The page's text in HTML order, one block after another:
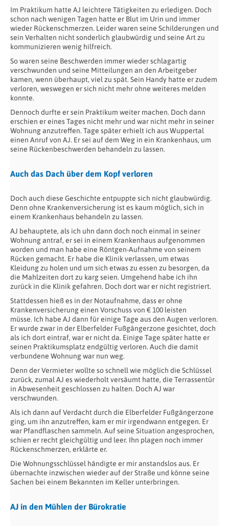
Im Praktikum hatte AJ leichtere Tätigkeiten zu erledigen. Doch
schon nach wenigen Tagen hatte er Blut im Urin und immer
wieder Rückenschmerzen. Leider waren seine Schilderungen und
sein Verhalten nicht sonderlich glaubwürdig und seine Art zu
kommunizieren wenig hilfreich.
So waren seine Beschwerden immer wieder schlagartig
verschwunden und seine Mitteilungen an den Arbeitgeber
kamen, wenn überhaupt, viel zu spät. Sein Handy hatte er zudem
verloren, weswegen er sich nicht mehr ohne weiteres melden
konnte.
Dennoch durfte er sein Praktikum weiter machen. Doch dann
erschien er eines Tages nicht mehr und war nicht mehr in seiner
Wohnung anzutreffen. Tage später erhielt ich aus Wuppertal
einen Anruf von AJ. Er sei auf dem Weg in ein Krankenhaus, um
seine Rückenbeschwerden behandeln zu lassen.
Auch das Dach über dem Kopf verloren
Doch auch diese Geschichte entpuppte sich nicht glaubwürdig.
Denn ohne Krankenversicherung ist es kaum möglich, sich in
einem Krankenhaus behandeln zu lassen.
AJ behauptete, als ich uhn dann doch noch einmal in seiner
Wohnung antraf, er sei in einem Krankenhaus aufgenommen
worden und man habe eine Röntgen-Aufnahme von seinem
Rücken gemacht. Er habe die Klinik verlassen, um etwas
Kleidung zu holen und um sich etwas zu essen zu besorgen, da
die Mahlzeiten dort zu karg seien. Umgehend habe ich ihn
zurück in die Klinik gefahren. Doch dort war er nicht registriert.
Stattdessen hieß es in der Notaufnahme, dass er ohne
Krankenversicherung einen Vorschuss von € 100 leisten
müsse. Ich habe AJ dann für einige Tage aus den Augen verloren.
Er wurde zwar in der Elberfelder Fußgängerzone gesichtet, doch
als ich dort eintraf, war er nicht da. Einige Tage später hatte er
seinen Praktikumsplatz endgültig verloren. Auch die damit
verbundene Wohnung war nun weg.
Denn der Vermieter wollte so schnell wie möglich die Schlüssel
zurück, zumal AJ es wiederholt versäumt hatte, die Terrassentür
in Abwesenheit geschlossen zu halten. Doch AJ war
verschwunden.
Als ich dann auf Verdacht durch die Elberfelder Fußgängerzone
ging, um ihn anzutreffen, kam er mir irgendwann entgegen. Er
war Pfandflaschen sammeln. Auf seine Situation angesprochen,
schien er recht gleichgültig und leer. Ihn plagen noch immer
Rückenschmerzen, erklärte er.
Die Wohnungsschlüssel händigte er mir anstandslos aus. Er
übernachte inzwischen wieder auf der Straße und könne seine
Sachen bei einem Bekannten im Keller unterbringen.
AJ in den Mühlen der Bürokratie